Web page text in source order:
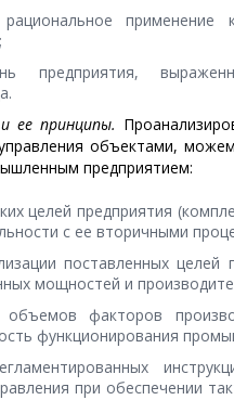
применение
предприятия,
ее принципы.
объектами,
предприятием:
целей предприятия
с ее вторичными
поставленных
мощностей и
факторов
функционирования
при обеспечении